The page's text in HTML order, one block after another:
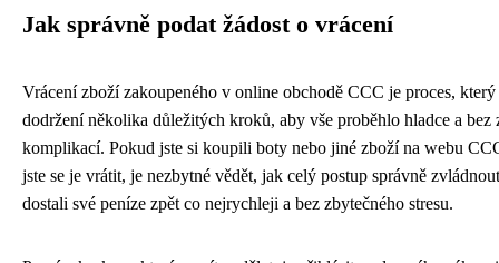
Jak správně podat žádost o vrácení
Vrácení zboží zakoupeného v online obchodě CCC je proces,
dodržení několika důležitých kroků, aby vše proběhlo hladce a bez
komplikací. Pokud jste si koupili boty nebo jiné zboží na webu
jste se je vrátit, je nezbytné vědět, jak celý postup správně
dostali své peníze zpět co nejrychleji a bez zbytečného stresu.